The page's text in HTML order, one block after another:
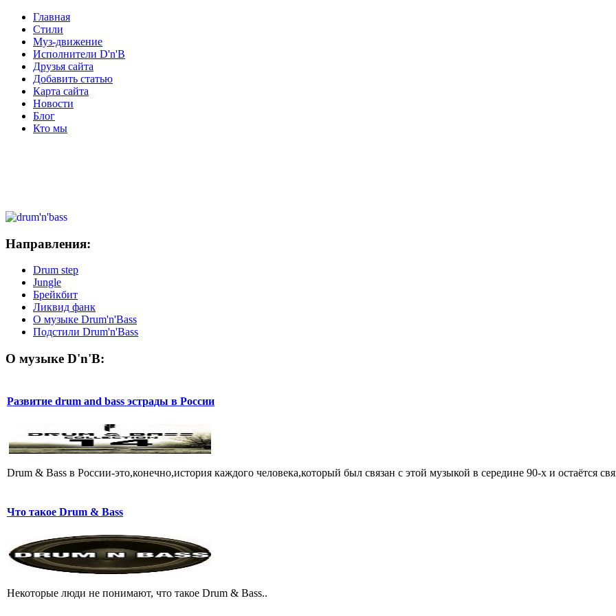
Главная
Стили
Муз-движение
Исполнители D'n'B
Друзья сайта
Добавить статью
Карта сайта
Новости
Блог
Кто мы
Направления:
Drum step
Jungle
Брейкбит
Ликвид фанк
О музыке Drum'n'Bass
Подстили Drum'n'Bass
О музыке D'n'B:
Развитие drum and bass эстрады в России
Drum & Bass в России-это,конечно,история каждого человека,который был связан с этой музыкой в середине 90-х и остаётся
Что такое Drum & Bass
Некоторые люди не понимают, что такое Drum & Bass..